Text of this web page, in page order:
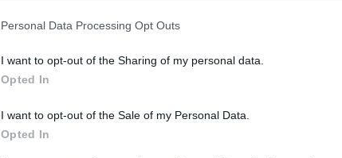
Personal Data Processing Opt Outs
I want to opt-out of the Sharing of my personal data.
Opted In
I want to opt-out of the Sale of my Personal Data.
Opted In